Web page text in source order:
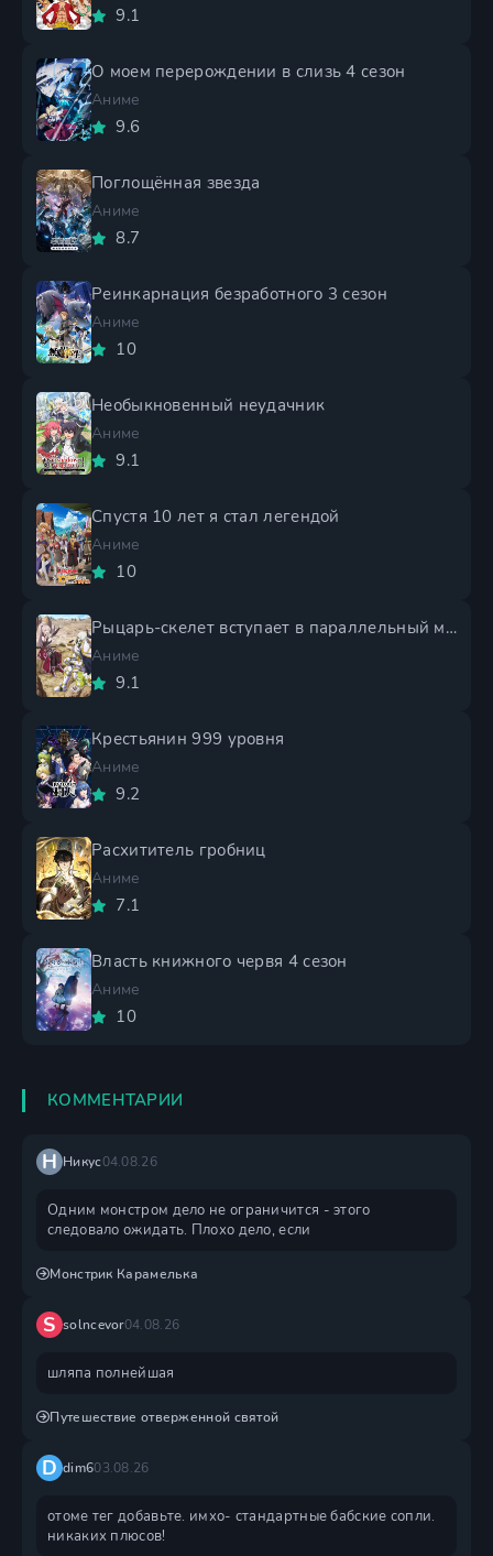
9.1
О моем перерождении в слизь 4 сезон
Аниме
9.6
Поглощённая звезда
Аниме
8.7
Реинкарнация безработного 3 сезон
Аниме
10
Необыкновенный неудачник
Аниме
9.1
Спустя 10 лет я стал легендой
Аниме
10
Рыцарь-скелет вступает в параллельный мир 2 сезон
Аниме
9.1
Крестьянин 999 уровня
Аниме
9.2
Расхититель гробниц
Аниме
7.1
Власть книжного червя 4 сезон
Аниме
10
КОММЕНТАРИИ
Н Никус04.08.26
Одним монстром дело не ограничится - этого
следовало ожидать. Плохо дело, если
Монстрик Карамелька
S solncevor04.08.26
шляпа полнейшая
Путешествие отверженной святой
D dim603.08.26
отоме тег добавьте. имхо- стандартные бабские сопли.
никаких плюсов!